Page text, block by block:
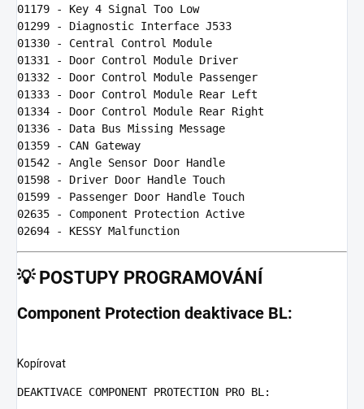
01179
- Key 4
01299
01330
01331
01332
01333
01334
01336
- Data
01359
01542
01598
01599
02635
02694
💡 POSTUPY PROGRAMOVÁNÍ
Component Protection deaktivace BL:
Kopírovat
DEAKTIVACE COMPONENT PROTECTION PRO BL